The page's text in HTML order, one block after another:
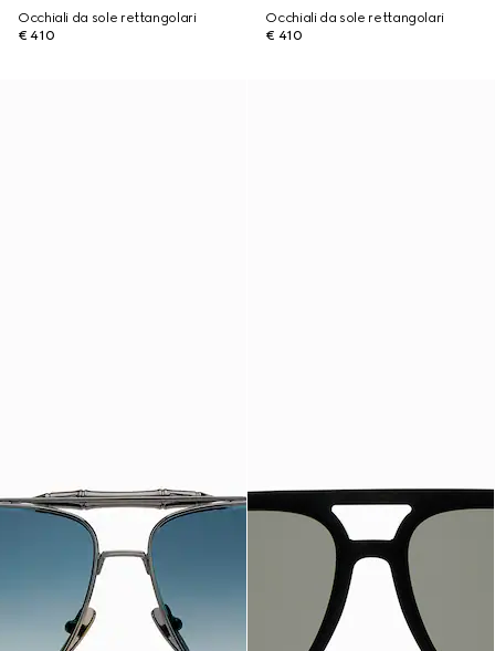
Occhiali da sole rettangolari
€ 410
Occhiali da sole rettangolari
€ 410